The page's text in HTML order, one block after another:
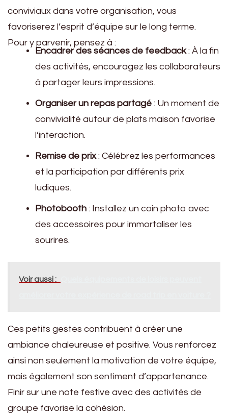
conviviaux dans votre organisation, vous
favoriserez l’esprit d’équipe sur le long terme.
Pour y parvenir, pensez à :
Encadrer des séances de feedback: À la fin
des activités, encouragez les collaborateurs
à partager leurs impressions.
Organiser un repas partagé : Un moment de
convivialité autour de plats maison favorise
l’interaction.
Remise de prix: Célébrez les performances
et la participation par différents prix
ludiques.
Photobooth : Installez un coin photo avec
des accessoires pour immortaliser les
sourires.
Voir aussi :
Ces petits gestes contribuent à créer une
ambiance chaleureuse et positive. Vous renforcez
ainsi non seulement la motivation de votre équipe,
mais également son sentiment d’appartenance.
Finir sur une note festive avec des activités de
groupe favorise la cohésion.